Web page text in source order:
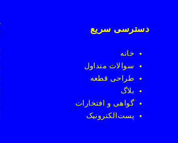
دسترسی سریع
خانه
سوالات متداول
طراحی قطعه
بلاگ
گواهی و افتخارات
پست الکترونیک